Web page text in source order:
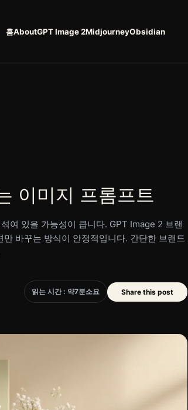
홈AboutGPT Image 2MidjourneyObsidian
이미지 프롬프트
여 있을 가능성이 큽니다. GPT Image 2 브랜
바꾸는 방식이 안정적입니다. 간단한 브랜드
읽는 시간 : 약7분소요 Share this post